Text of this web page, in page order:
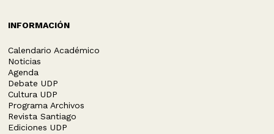
INFORMACIÓN
Calendario Académico
Noticias
Agenda
Debate UDP
Cultura UDP
Programa Archivos
Revista Santiago
Ediciones UDP